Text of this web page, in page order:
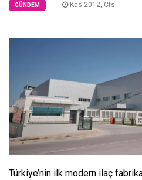
GÜNDEM Kas 2012, Cts
Türkiye’nin ilk modern ilaç